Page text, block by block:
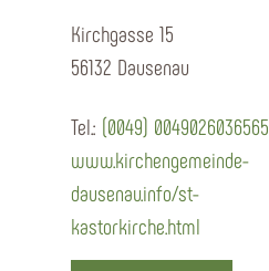
Kirchgasse 15
56132 Dausenau
Tel.: (0049) 0049026036565
www.kirchengemeinde-
dausenau.info/st-
kastorkirche.html